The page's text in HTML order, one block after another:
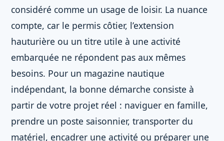
considéré comme un usage de loisir. La nuance
compte, car le permis côtier, l’extension
hauturière ou un titre utile à une activité
embarquée ne répondent pas aux mêmes
besoins. Pour un magazine nautique
indépendant, la bonne démarche consiste à
partir de votre projet réel : naviguer en famille,
prendre un poste saisonnier, transporter du
matériel, encadrer une activité ou préparer une